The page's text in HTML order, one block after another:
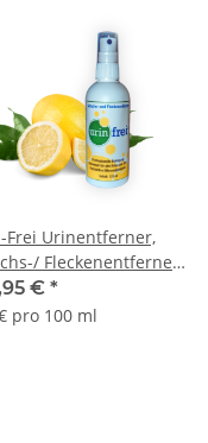
Frei Urinentferner,
Fleckenentferner
€ *
pro 100 ml